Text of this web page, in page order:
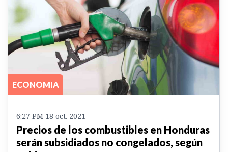
ECONOMIA
6:27 PM 18 oct. 2021
Precios de los combustibles en Honduras
serán subsidiados no congelados, según